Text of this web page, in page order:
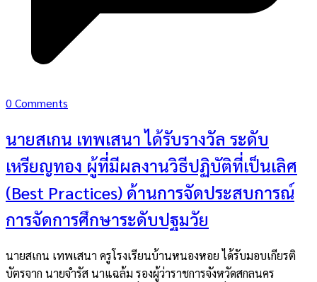
0 Comments
นายสเกน เทพเสนา ได้รับรางวัล ระดับ
เหรียญทอง ผู้ที่มีผลงานวิธีปฏิบัติที่เป็นเลิศ
(Best Practices) ด้านการจัดประสบการณ์
การจัดการศึกษาระดับปฐมวัย
นายสเกน เทพเสนา ครูโรงเรียนบ้านหนองหอย ได้รับมอบเกียรติ
บัตรจาก นายจำรัส นาแฉล้ม รองผู้ว่าราชการจังหวัดสกลนคร